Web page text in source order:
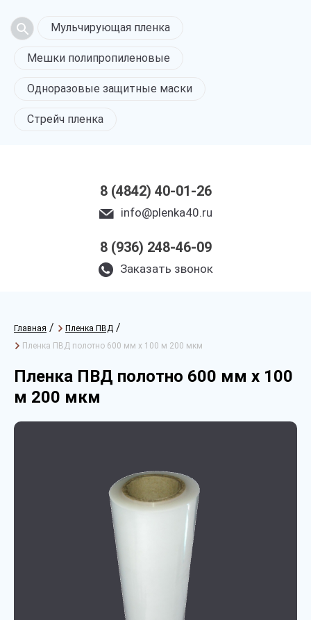
Мульчирующая пленка
Мешки полипропиленовые
Одноразовые защитные маски
Стрейч пленка
8 (4842) 40-01-26
info@plenka40.ru
8 (936) 248-46-09
Заказать звонок
Главная / Пленка ПВД /
Пленка ПВД полотно 600 мм х 100 м 200 мкм
Пленка ПВД полотно 600 мм х 100
м 200 мкм